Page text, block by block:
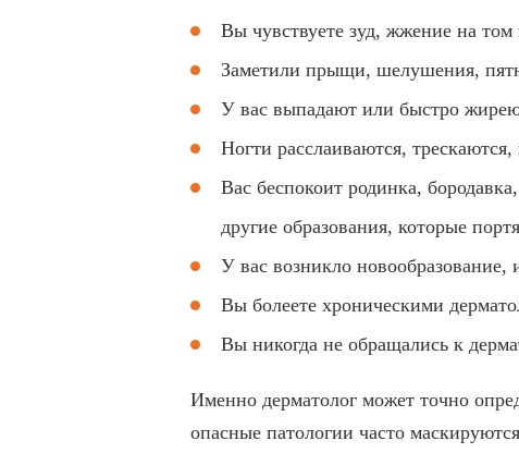
Вы чувствуете зуд, жжение на
Заметили прыщи, шелушения,
У вас выпадают или быстро
Ногти расслаиваются,
Вас беспокоит родинка,
другие образования, которые
У вас возникло новообразование,
Вы болеете хроническими
Вы никогда не обращались к
Именно дерматолог может точно
опасные патологии часто